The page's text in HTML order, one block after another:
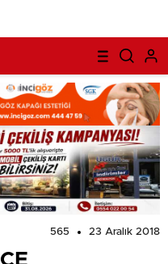
565 23 Aralık 2018